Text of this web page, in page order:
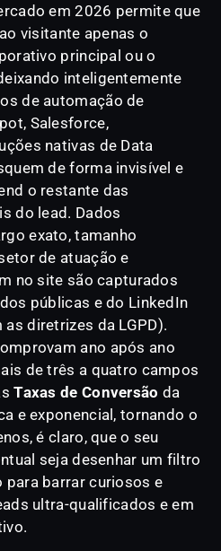
em 2026 permite que
visitante apenas o
principal ou o
inteligentemente
de automação de
Salesforce,
nativas de Data
de forma invisível e
o restante das
do lead. Dados
exato, tamanho
de atuação e
no site são capturados
públicas e do LinkedIn
diretrizes da LGPD).
ano após ano
de três a quatro campos
Taxas de Conversão da
e exponencial, tornando o
é claro, que o seu
seja desenhar um filtro
barrar curiosos e
ultra-qualificados e em